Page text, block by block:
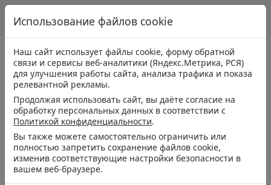
Использование файлов cookie
Наш сайт использует файлы cookie, форму обратной
связи и сервисы веб-аналитики (Яндекс.Метрика, РСЯ)
для улучшения работы сайта, анализа трафика и показа
релевантной рекламы.
Продолжая использовать сайт, вы даёте согласие на
обработку персональных данных в соответствии с
Политикой конфиденциальности.
Вы также можете самостоятельно ограничить или
полностью запретить сохранение файлов cookie,
изменив соответствующие настройки безопасности в
вашем веб-браузере.